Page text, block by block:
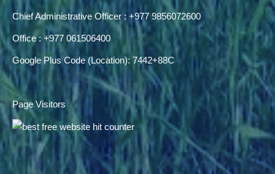
Chief Administrative Officer : +977 9856072600
Office : +977 061506400
Google Plus Code (Location): 7442+88C
Page Visitors